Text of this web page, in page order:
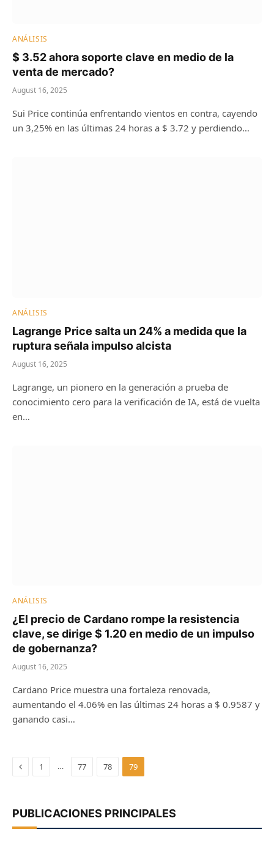
ANÁLISIS
$ 3.52 ahora soporte clave en medio de la
venta de mercado?
August 16, 2025
Sui Price continúa enfrentando vientos en contra, cayendo
un 3,25% en las últimas 24 horas a $ 3.72 y perdiendo…
ANÁLISIS
Lagrange Price salta un 24% a medida que la
ruptura señala impulso alcista
August 16, 2025
Lagrange, un pionero en la generación a prueba de
conocimiento cero para la verificación de IA, está de vuelta
en…
ANÁLISIS
¿El precio de Cardano rompe la resistencia
clave, se dirige $ 1.20 en medio de un impulso
de gobernanza?
August 16, 2025
Cardano Price muestra una fortaleza renovada,
aumentando el 4.06% en las últimas 24 horas a $ 0.9587 y
ganando casi…
Previous
1 … 77 78 79
PUBLICACIONES PRINCIPALES